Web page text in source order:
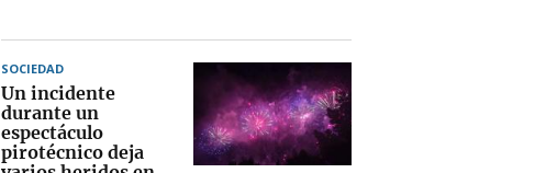
SOCIEDAD
Un incidente
durante un
espectáculo
pirotécnico deja